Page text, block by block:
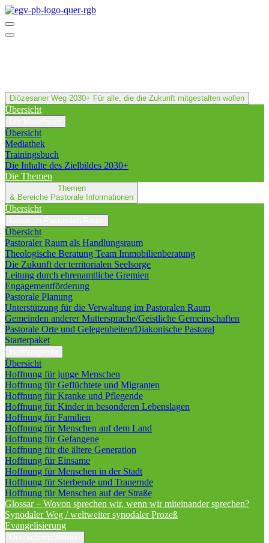
Diözesaner Weg 2030+ Für alle, die die Zukunft mitgestalten wollen
Übersicht
Übersicht
Mediathek
Trainingsbuch
Die Inhalte des Zielbildes 2030+
Die Themen
Themen
& Bereiche Pastorale Informationen
Übersicht
Übersicht
Pastoraler Raum als Handlungsraum
Theologische Beratung Team Immobilienberatung
Die Zukunft der territorialen Seelsorge
Leitung durch ehrenamtliche Gremien
Engagementförderung
Pastorale Planung
Unterstützung für die Verwaltung im Pastoralen Raum
Gemeinden anderer Muttersprache/Geistliche Gemeinschaften
Pastorale Orte und Gelegenheiten/Diakonische Pastoral
Starterpaket
Übersicht
Hoffnung für junge Menschen
Hoffnung für Geflüchtete und Migranten
Hoffnung für Kranke und Pflegende
Hoffnung für Kinder in besonderen Lebenslagen
Hoffnung für Familien
Hoffnung für Menschen auf dem Land
Hoffnung für Gefangene
Hoffnung für die ältere Generation
Hoffnung für Einsame
Hoffnung für Menschen in der Stadt
Hoffnung für Sterbende und Trauernde
Hoffnung für Menschen auf der Straße
Glossar – Wovon sprechen wir, wenn wir miteinander sprechen?
Synodaler Weg / weltweiter synodaler Prozeß
Evangelisierung